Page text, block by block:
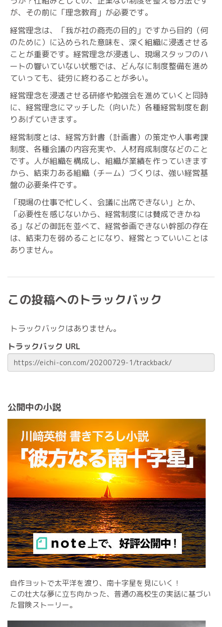
が、その前に「理念教育」が必要です。
経営理念は、「我が社の商売の目的」ですから目的（何
のために）に込められた意味を、深く組織に浸透させる
ことが重要です。経営理念が浸透し、現場スタッフのハ
ートの響いていない状態では、どんなに制度整備を進め
ていっても、徒労に終わることが多い。
経営理念を浸透させる研修や勉強会を進めていくと同時
に、経営理念にマッチした（向いた）各種経営制度を創
りあげていきます。
経営制度とは、経営方針書（計画書）の策定や人事考課
制度、各種会議の内容充実や、人材育成制度などのこと
です。人が組織を構成し、組織が業績を作っていきます
から、結束力ある組織（チーム）づくりは、強い経営基
盤の必要条件です。
「現場の仕事で忙しく、会議に出席できない」とか、
「必要性を感じないから、経営制度には賛成できかね
る」などの御託を並べて、経営参画できない幹部の存在
は、結束力を弱めることになり、経営とっていいことは
ありません。
この投稿へのトラックバック
トラックバックはありません。
トラックバック URL
公開中の小説
自作ヨットで太平洋を渡り、南十字星を見にいく！
この壮大な夢に立ち向かった、普通の高校生の実話に基づい
た冒険ストーリー。